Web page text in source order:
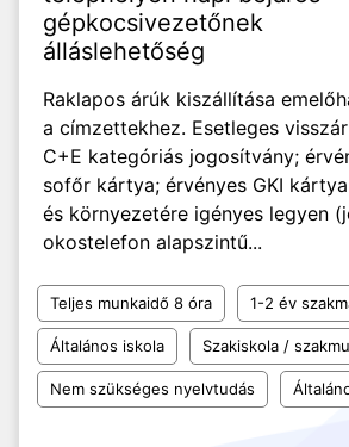
gépkocsivezetőnek
álláslehetőség
Raklapos árúk kiszállítása
a címzettekhez. Esetleges
C+E kategóriás jogosítvány;
sofőr kártya; érvényes GKI
és környezetére igényes legyen
okostelefon alapszintű...
Teljes munkaidő 8 óra 1-2 év
Általános iskola Szakiskola /
Nem szükséges nyelvtudás